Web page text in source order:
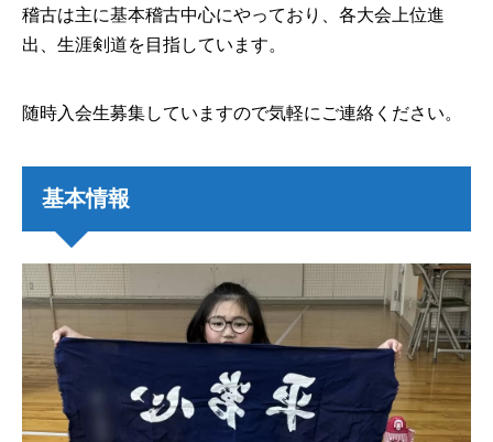
稽古は主に基本稽古中心にやっており、各大会上位進
出、生涯剣道を目指しています。
随時入会生募集していますので気軽にご連絡ください。
基本情報